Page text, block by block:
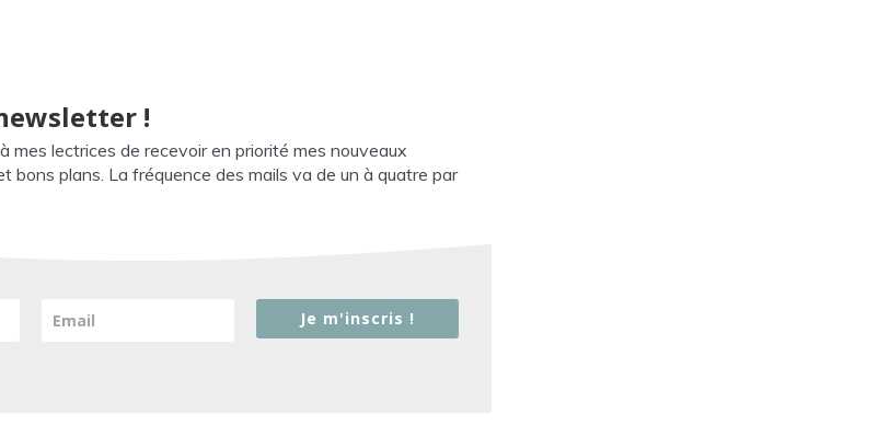
!
mes lectrices de recevoir en priorité mes nouveaux
bons plans. La fréquence des mails va de un à quatre par
Je m'inscris !